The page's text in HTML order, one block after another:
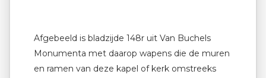
Afgebeeld is bladzijde 148r uit Van Buchels
Monumenta met daarop wapens die de muren
en ramen van deze kapel of kerk omstreeks